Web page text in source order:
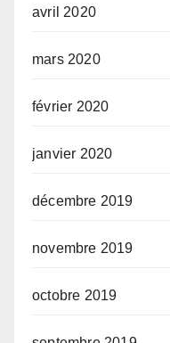
avril 2020
mars 2020
février 2020
janvier 2020
décembre 2019
novembre 2019
octobre 2019